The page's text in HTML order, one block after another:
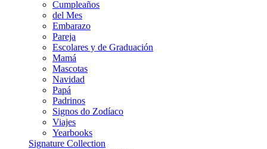
Cumpleaños
del Mes
Embarazo
Pareja
Escolares y de Graduación
Mamá
Mascotas
Navidad
Papá
Padrinos
Signos do Zodíaco
Viajes
Yearbooks
Signature Collection